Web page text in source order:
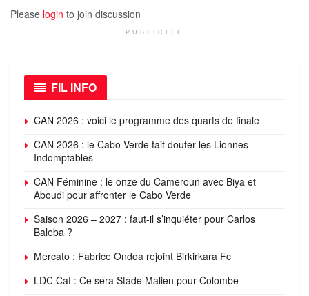
Please login to join discussion
PUBLICITÉ
FIL INFO
CAN 2026 : voici le programme des quarts de finale
CAN 2026 : le Cabo Verde fait douter les Lionnes
Indomptables
CAN Féminine : le onze du Cameroun avec Biya et
Aboudi pour affronter le Cabo Verde
Saison 2026 – 2027 : faut-il s’inquiéter pour Carlos
Baleba ?
Mercato : Fabrice Ondoa rejoint Birkirkara Fc
LDC Caf : Ce sera Stade Malien pour Colombe